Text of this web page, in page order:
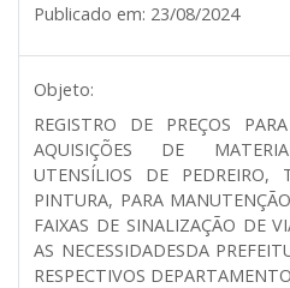
Publicado em: 23/08/2024
Objeto:
REGISTRO DE PREÇOS
AQUISIÇÕES DE
UTENSÍLIOS DE
PINTURA, PARA
FAIXAS DE SINALIZAÇÃO DE
AS NECESSIDADESDA
RESPECTIVOS